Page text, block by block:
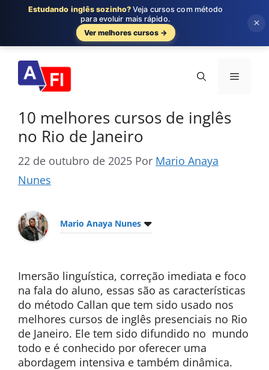
para
conteúdo
Menu
10 melhores cursos de inglês
no Rio de Janeiro
22 de outubro de 2025 Por Mario Anaya
Nunes
Mario Anaya Nunes
Imersão linguística, correção imediata e foco
na fala do aluno, essas são as características
do método Callan que tem sido usado nos
melhores cursos de inglês presenciais no Rio
de Janeiro. Ele tem sido difundido no mundo
todo e é conhecido por oferecer uma
abordagem intensiva e também dinâmica.
Estudando inglês sozinho? Veja cursos com método
para evoluir mais rápido.
Ver melhores cursos →
×